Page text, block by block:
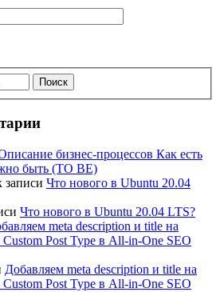
бизнес-процессов Как есть
быть (TO BE)
записи Что нового в Ubuntu 20.04
Что нового в Ubuntu 20.04 LTS?
meta description и title на
Post Type в All-in-One SEO
Добавляем meta description и title на
Post Type в All-in-One SEO